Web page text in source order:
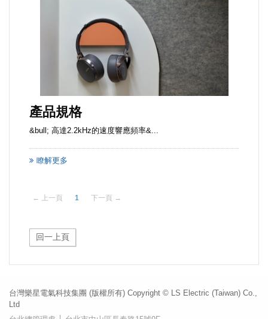
產品規格
&bull; 高達2.2kHz的速度響應頻率&...
瞭解更多
← 上一頁 1 下一頁 →
台灣樂星電氣科技集團 (版權所有) Copyright © LS Electric (Taiwan) Co.,
Ltd